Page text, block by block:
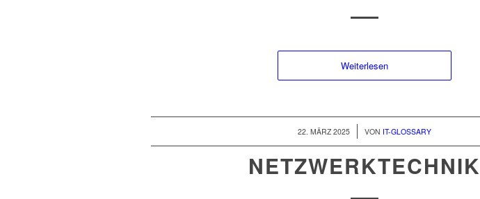
Weiterlesen
22. MÄRZ 2025
/ VON IT-GLOSSARY
NETZWERKTECHNIK